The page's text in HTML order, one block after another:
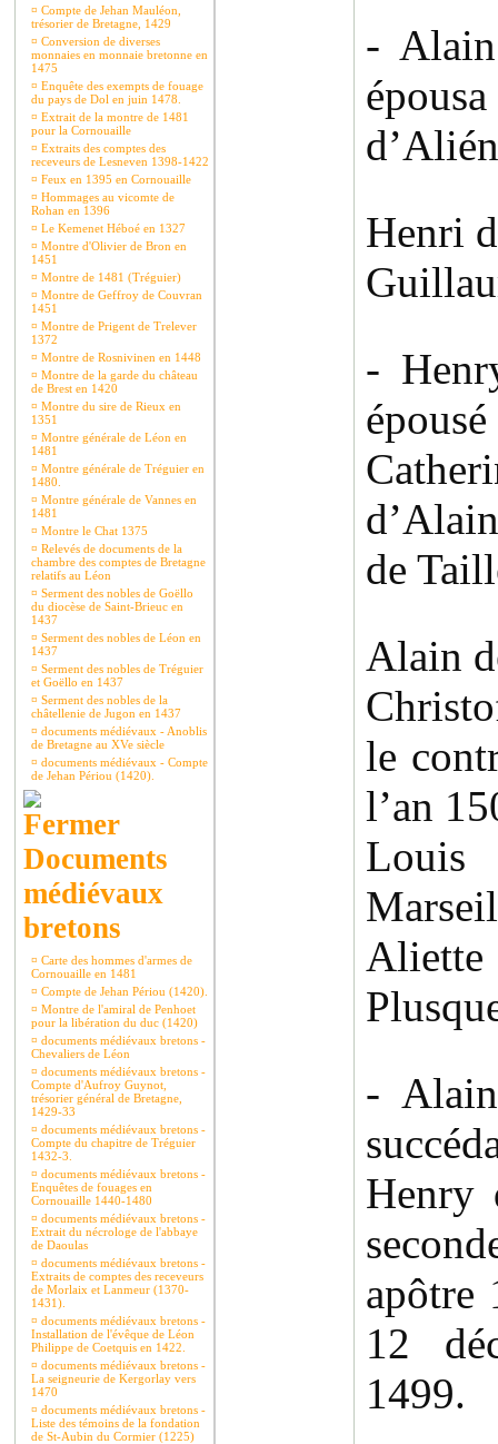
¤ Compte de Jehan Mauléon,
trésorier de Bretagne, 1429
¤ Conversion de diverses
monnaies en monnaie bretonne en
1475
¤ Enquête des exempts de fouage
du pays de Dol en juin 1478.
¤ Extrait de la montre de 1481
pour la Cornouaille
¤ Extraits des comptes des
receveurs de Lesneven 1398-1422
¤ Feux en 1395 en Cornouaille
¤ Hommages au vicomte de
Rohan en 1396
¤ Le Kemenet Héboé en 1327
¤ Montre d'Olivier de Bron en
1451
¤ Montre de 1481 (Tréguier)
¤ Montre de Geffroy de Couvran
1451
¤ Montre de Prigent de Trelever
1372
¤ Montre de Rosnivinen en 1448
¤ Montre de la garde du château
de Brest en 1420
¤ Montre du sire de Rieux en
1351
¤ Montre générale de Léon en
1481
¤ Montre générale de Tréguier en
1480.
¤ Montre générale de Vannes en
1481
¤ Montre le Chat 1375
¤ Relevés de documents de la
chambre des comptes de Bretagne
relatifs au Léon
¤ Serment des nobles de Goëllo
du diocèse de Saint-Brieuc en
1437
¤ Serment des nobles de Léon en
1437
¤ Serment des nobles de Tréguier
et Goëllo en 1437
¤ Serment des nobles de la
châtellenie de Jugon en 1437
¤ documents médiévaux - Anoblis
de Bretagne au XVe siècle
¤ documents médiévaux - Compte
de Jehan Périou (1420).
Documents
médiévaux
bretons
¤ Carte des hommes d'armes de
Cornouaille en 1481
¤ Compte de Jehan Périou (1420).
¤ Montre de l'amiral de Penhoet
pour la libération du duc (1420)
¤ documents médiévaux bretons -
Chevaliers de Léon
¤ documents médiévaux bretons -
Compte d'Aufroy Guynot,
trésorier général de Bretagne,
1429-33
¤ documents médiévaux bretons -
Compte du chapitre de Tréguier
1432-3.
¤ documents médiévaux bretons -
Enquêtes de fouages en
Cornouaille 1440-1480
¤ documents médiévaux bretons -
Extrait du nécrologe de l'abbaye
de Daoulas
¤ documents médiévaux bretons -
Extraits de comptes des receveurs
de Morlaix et Lanmeur (1370-
1431).
¤ documents médiévaux bretons -
Installation de l'évêque de Léon
Philippe de Coetquis en 1422.
¤ documents médiévaux bretons -
La seigneurie de Kergorlay vers
1470
¤ documents médiévaux bretons -
Liste des témoins de la fondation
de St-Aubin du Cormier (1225)
-
Henri
-
de
Alain
le
l’an
Louis
Aliette
-
Henry
apôtre
12
1499.